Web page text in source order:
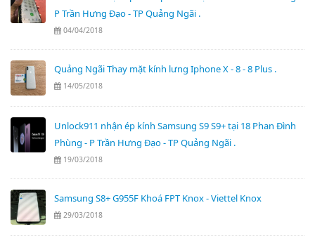
P Trần Hưng Đạo - TP Quảng Ngãi .
04/04/2018
Quảng Ngãi Thay mặt kính lưng Iphone X - 8 - 8 Plus .
14/05/2018
Unlock911 nhận ép kính Samsung S9 S9+ tại 18 Phan Đình
Phùng - P Trần Hưng Đạo - TP Quảng Ngãi .
19/03/2018
Samsung S8+ G955F Khoá FPT Knox - Viettel Knox
29/03/2018